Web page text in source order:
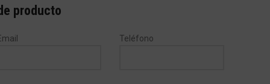
producto
Teléfono